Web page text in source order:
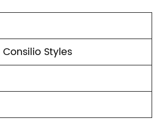
Styles